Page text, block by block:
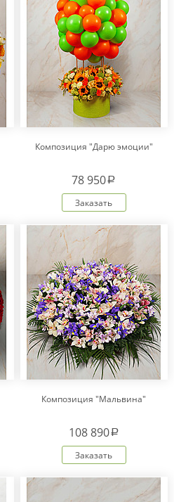
Композиция "Дарю эмоции"
78 950a
Заказать
Композиция "Мальвина"
108 890a
Заказать